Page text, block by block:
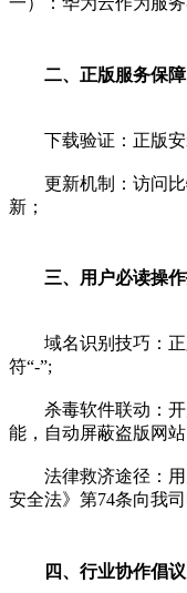
二、正版服务保障
下载验证：正版安
更新机制：访问比
新；
三、用户必读操作
域名识别技巧：正
符“-”;
杀毒软件联动：开
能，自动屏蔽盗版网站
法律救济途径：用
安全法》第74条向我
四、行业协作倡议